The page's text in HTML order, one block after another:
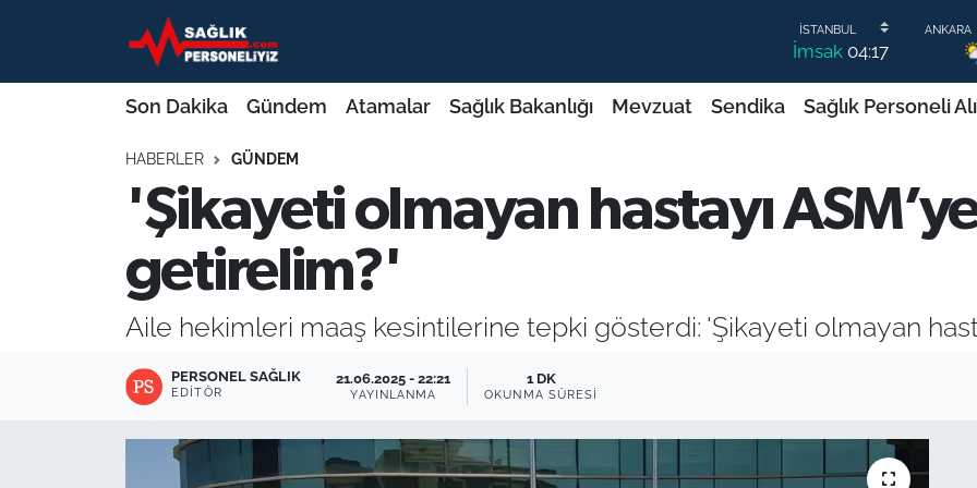
İmsak 04:17
Son Dakika Gündem Atamalar Sağlık Bakanlığı Mevzuat Sendika Sağlık Personeli
HABERLER GÜNDEM
'Şikayeti olmayan hastayı ASM’ye
getirelim?'
Aile hekimleri maaş kesintilerine tepki gösterdi: 'Şikayeti olmayan
PERSONEL SAĞLIK
EDITÖR
21.06.2025 - 22:21
YAYINLANMA
1 DK
OKUNMA SÜRESI
Son Dakika
Atamalar
Sağlık Bakanlığı
Mevzuat
Nöbetçi Eczaneler
Namaz Vakitleri
Süper Lig Puan Durumu ve Fikstür